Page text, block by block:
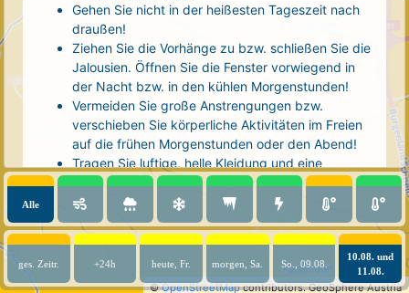
©OpenStreetMapcontributors. GeoSphere Austria
Gehen Sie nicht in der heißesten Tageszeit nach
draußen!
Ziehen Sie die Vorhänge zu bzw. schließen Sie die
Jalousien. Öffnen Sie die Fenster vorwiegend in
der Nacht bzw. in den kühlen Morgenstunden!
Vermeiden Sie große Anstrengungen bzw.
verschieben Sie körperliche Aktivitäten im Freien
auf die frühen Morgenstunden oder den Abend!
Tragen Sie luftige, helle Kleidung und eine
Kopfbedeckung!
Nehmen Sie eine kühle Dusche! Auch kalte Arm-
und Fußbäder wirken entlastend.
Trinken Sie ausreichend und regelmäßig
(mindestens 2 - 3 Liter pro Tag)! Optimal sind
Wasser, ungesüßter Tee oder mit Wasser
Alle
ges. Zeitr. +24h heute, Fr. morgen, Sa. So., 09.08.
10.08. und
11.08.